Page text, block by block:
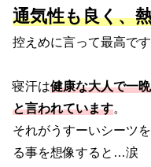
通気性も良く、
控えめに言って最高です
寝汗は健康な大人で一
と言われています。
それがうすーいシーツ
る事を想像すると…涙